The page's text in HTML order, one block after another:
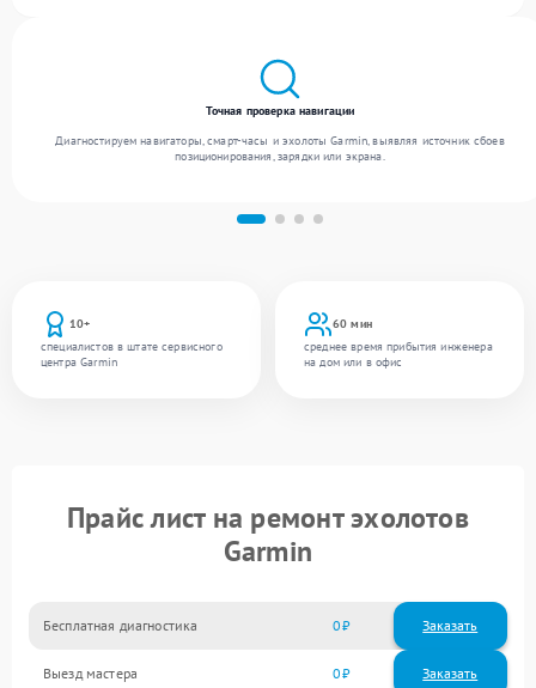
10+
специалистов в штате сервисного
центра Garmin
60 мин
среднее время прибытия инженера
на дом или в офис
Точная проверка навигации
Диагностируем навигаторы, смарт-часы и эхолоты Garmin, выявляя источник сбоев
позиционирования, зарядки или экрана.
Прайс лист на ремонт эхолотов
Garmin
Бесплатная диагностика 0 Заказать
Выезд мастера 0 Заказать